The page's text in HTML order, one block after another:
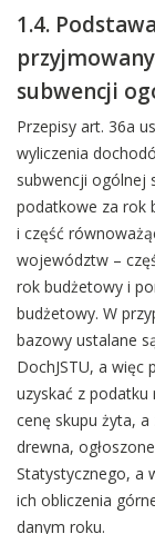
1.4.
subwencji
Przepisy art. 36a
wyliczenia
subwencji ogólnej
podatkowe za rok
i część
województw –
rok budżetowy i
budżetowy. W
bazowy ustalane
DochJSTU, a więc
uzyskać z
cenę skupu żyta,
drewna,
Statystycznego, a
ich obliczenia
danym roku.